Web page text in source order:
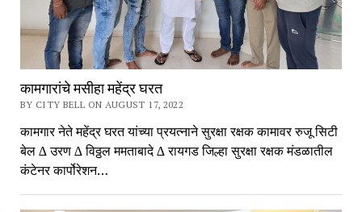
कामगारांचे मसीहा महेंद्र घरत
BY CITY BELL ON AUGUST 17, 2022
कामगार नेते महेंद्र घरत यांच्या प्रयत्नाने सुरक्षा रक्षक कामावर रुजू सिटी
बेल ∆ उरण ∆ विठ्ठल ममताबादे ∆ रायगड जिल्हा सुरक्षा रक्षक मंडळातील
कंटेनर कार्पोरेशन…